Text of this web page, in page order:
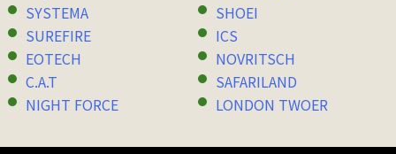
SYSTEMA
SHOEI
SUREFIRE
ICS
EOTECH
NOVRITSCH
C.A.T
SAFARILAND
NIGHT FORCE
LONDON TWOER